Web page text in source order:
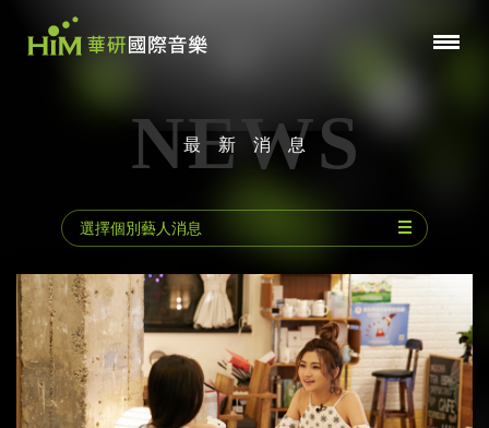
最新消息
NEWS
選擇個別藝人消息
動力火車
林宥嘉
陳小霞